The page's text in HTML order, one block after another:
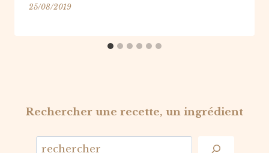
25/08/2019
Rechercher une recette, un ingrédient